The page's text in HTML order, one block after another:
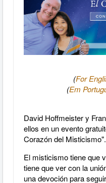
(For
(Em
David Hoffmeister y
ellos en un evento
Corazón del Misticismo".
El misticismo tiene que
tiene que ver con la
una devoción para